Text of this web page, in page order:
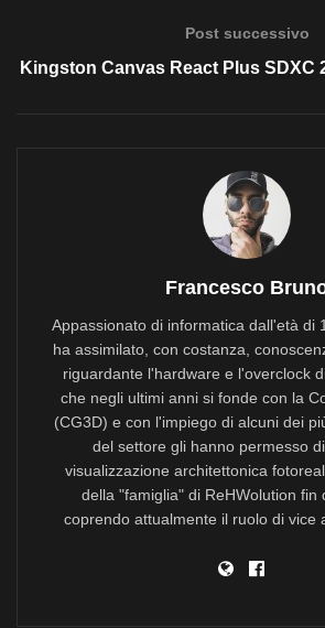
Post successivo
Kingston Canvas React Plus SDXC
Francesco
Appassionato di informatica dall'età di
ha assimilato, con costanza,
riguardante l'hardware e l'overclock
che negli ultimi anni si fonde con la
(CG3D) e con l'impiego di alcuni dei
del settore gli hanno permesso
visualizzazione architettonica
della "famiglia" di ReHWolution fin
coprendo attualmente il ruolo di vice